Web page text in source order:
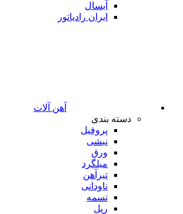
آبسال
ایران رادیاتور
آهن آلات
دسته بندی
پروفیل
نبشی
ورق
میلگرد
تیرآهن
ناودانی
تسمه
ریل